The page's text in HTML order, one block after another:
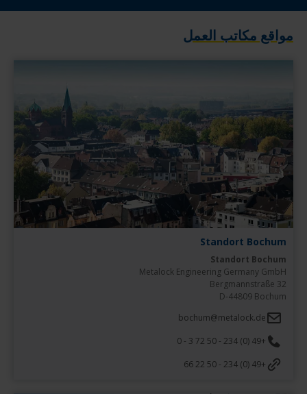
مواقع مكاتب العمل
Standort Bochum
Standort Bochum
D-44809 Bochum
bochum@metalock.de
+49 (0) 234 - 50 72 3 - 0
+49 (0) 234 - 50 22 66